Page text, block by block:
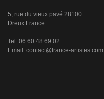
5, rue du vieux pavé 28100
Dreux France
Tel: 06 60 48 69 02
Email: contact@france-artistes.com